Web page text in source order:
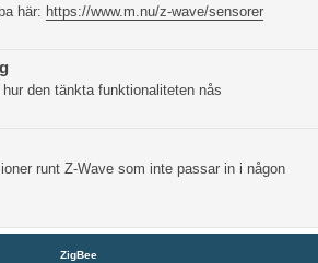
här: https://www.m.nu/z-wave/sensorer
den tänkta funktionaliteten nås
runt Z-Wave som inte passar in i någon
ZigBee